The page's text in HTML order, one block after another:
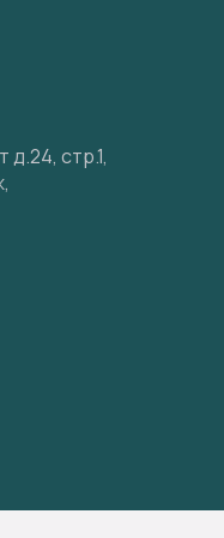
стр.1,